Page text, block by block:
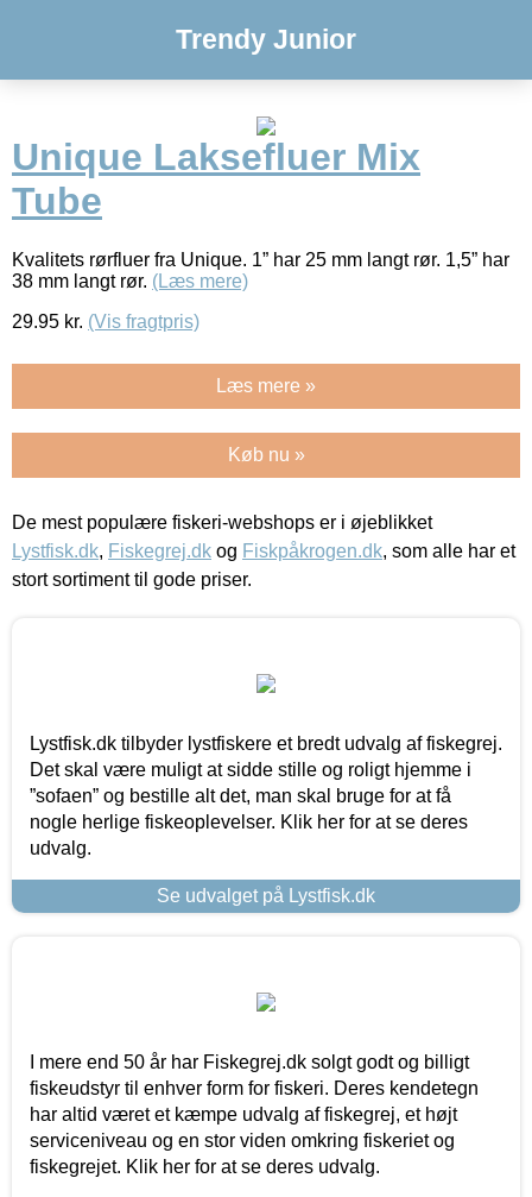
Trendy Junior
Unique Laksefluer Mix
Tube
Kvalitets rørfluer fra Unique. 1” har 25 mm langt rør. 1,5” har
38 mm langt rør. (Læs mere)
29.95 kr. (Vis fragtpris)
Læs mere »
Køb nu »
De mest populære fiskeri-webshops er i øjeblikket
Lystfisk.dk, Fiskegrej.dk og Fiskpåkrogen.dk, som alle har et
stort sortiment til gode priser.
Lystfisk.dk tilbyder lystfiskere et bredt udvalg af fiskegrej.
Det skal være muligt at sidde stille og roligt hjemme i
”sofaen” og bestille alt det, man skal bruge for at få
nogle herlige fiskeoplevelser. Klik her for at se deres
udvalg.
Se udvalget på Lystfisk.dk
I mere end 50 år har Fiskegrej.dk solgt godt og billigt
fiskeudstyr til enhver form for fiskeri. Deres kendetegn
har altid været et kæmpe udvalg af fiskegrej, et højt
serviceniveau og en stor viden omkring fiskeriet og
fiskegrejet. Klik her for at se deres udvalg.